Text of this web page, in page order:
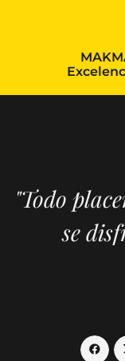
"Todo
se